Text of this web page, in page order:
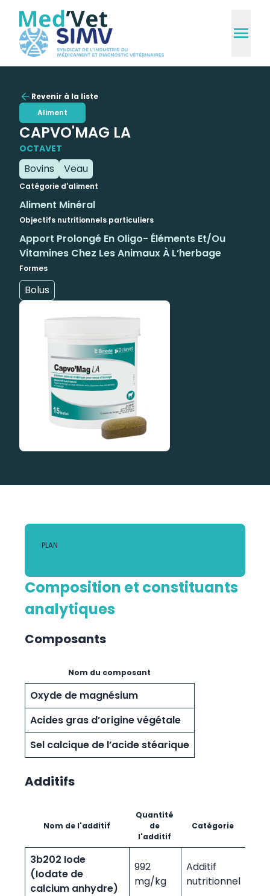
Revenir à la liste
Aliment
CAPVO'MAG LA
OCTAVET
Bovins Veau
Catégorie d'aliment
Aliment Minéral
Objectifs nutritionnels particuliers
Apport Prolongé En Oligo- Éléments Et/ou
Vitamines Chez Les Animaux À L’herbage
Formes
Bolus
Composition et constituants
analytiques
Composants
Nom du composant
Oxyde de magnésium
Acides gras d’origine végétale
Sel calcique de l’acide stéarique
Additifs
Nom de l'additif
Quantité
de
l'additif
Catégorie
3b202 Iode
(Iodate de
calcium anhydre)
992
mg/kg
Additif
nutritionnel
PLAN